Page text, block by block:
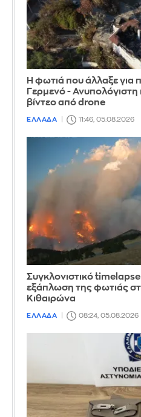
Η φωτιά που άλλαξε για
Γερμενό -
βίντεο από drone
ΕΛΛΑΔΑ 11:46, 05.08.2026
Συγκλονιστικό
εξάπλωση της φωτιάς
Κιθαιρώνα
ΕΛΛΑΔΑ 08:24, 05.08.2026